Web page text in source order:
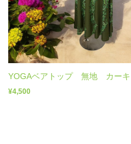
YOGAベアトップ 無地 カーキ
¥4,500